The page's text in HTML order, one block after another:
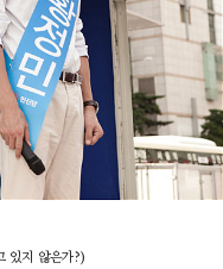
있지 않은가?)